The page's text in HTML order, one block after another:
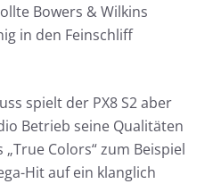
Bowers & Wilkins
in den Feinschliff
spielt der PX8 S2 aber
Betrieb seine Qualitäten
Colors“ zum Beispiel
Hit auf ein klanglich